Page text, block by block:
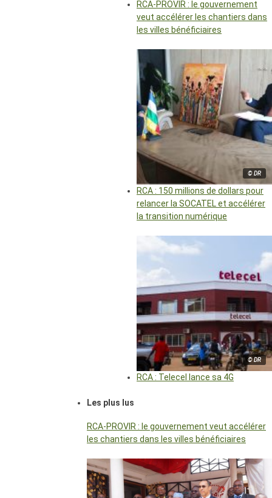
RCA-PROVIR : le gouvernement
veut accélérer les chantiers dans
les villes bénéficiaires
© DR
RCA : 150 millions de dollars pour
relancer la SOCATEL et accélérer
la transition numérique
© DR
RCA : Telecel lance sa 4G
Les plus lus
RCA-PROVIR : le gouvernement veut accélérer
les chantiers dans les villes bénéficiaires